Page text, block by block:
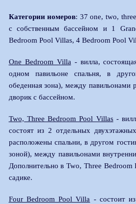
Категории номеров: 37 one, two,
с собственным бассейном и 1
Bedroom Pool Villas, 4 Bedroom Pool
One Bedroom Villa - вилла,
одном павильоне спальня, в
обеденная зона), между павильонами
дворик с бассейном.
Two, Three Bedroom Pool Villas-
состоят из 2 отдельных
расположены спальни, в другом
зоной), между павильонами
Дополнительно в Two, Three
садике.
Four Bedroom Pool Villa - состоит